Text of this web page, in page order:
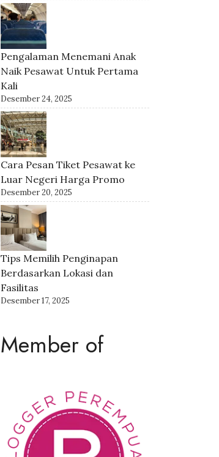
Pengalaman Menemani Anak
Naik Pesawat Untuk Pertama
Kali
Desember 24, 2025
Cara Pesan Tiket Pesawat ke
Luar Negeri Harga Promo
Desember 20, 2025
Tips Memilih Penginapan
Berdasarkan Lokasi dan
Fasilitas
Desember 17, 2025
Member of